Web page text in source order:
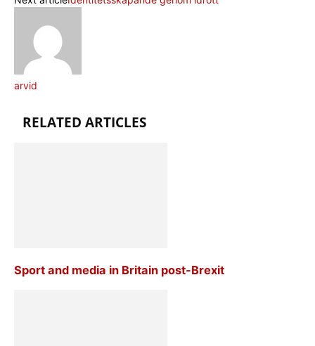
arvid
RELATED ARTICLES
Sport and media in Britain post-Brexit